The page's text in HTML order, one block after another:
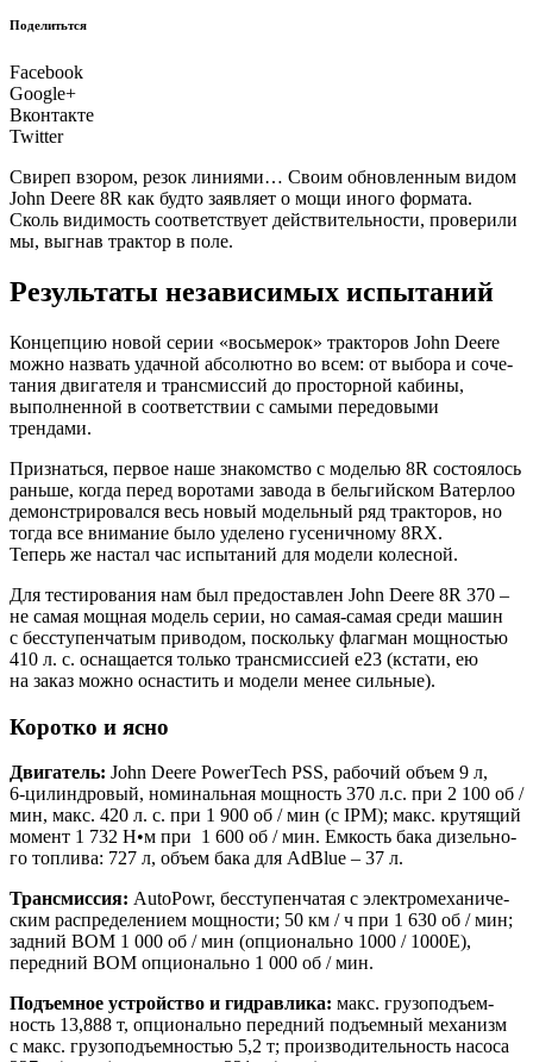
Поделитьтся
Facebook
Google+
Вконтакте
Twitter
Сви­реп взо­ром, резок лини­я­ми… Сво­им обнов­лен­ным видом
John Deere 8R как буд­то заяв­ля­ет о мощи ино­го фор­ма­та.
Сколь види­мость соот­вет­ству­ет дей­стви­тель­но­сти, про­ве­ри­ли
мы, выгнав трак­тор в поле.
Результаты независимых испытаний
Концеп­цию новой серии «вось­ме­рок» трак­то­ров John Deere
мож­но назвать удач­ной абсо­лют­но во всем: от выбо­ра и соче­
та­ния дви­га­те­ля и транс­мис­сий до про­стор­ной каби­ны,
выпол­нен­ной в соот­вет­ствии с самы­ми пере­до­вы­ми
трендами.
При­знать­ся, пер­вое наше зна­ком­ство с моде­лью 8R состо­я­лось
рань­ше, когда перед воро­та­ми заво­да в бель­гий­ском Ватер­лоо
демон­стри­ро­вал­ся весь новый модель­ный ряд трак­то­ров, но
тогда все вни­ма­ние было уде­ле­но гусе­нич­но­му 8RХ.
Теперь же настал час испы­та­ний для моде­ли колесной.
Для тести­ро­ва­ния нам был предо­став­лен John Deere 8R 370 –
не самая мощ­ная модель серии, но самая-самая сре­ди машин
с бес­сту­пен­ча­тым при­во­дом, посколь­ку флаг­ман мощ­но­стью
410 л. с. осна­ща­ет­ся толь­ко транс­мис­си­ей е23 (кста­ти, ею
на заказ мож­но осна­стить и моде­ли менее сильные).
Коротко и ясно
Дви­га­тель: John Deere PowerTech PSS, рабо­чий объ­ем 9 л,
6‑цилиндровый, номи­наль­ная мощ­ность 370 л.с. при 2 100 об /
мин, макс. 420 л. с. при 1 900 об / мин (с IPM); макс. кру­тя­щий
момент 1 732 Н•м при 1 600 об / мин. Емкость бака дизель­но­
го топ­ли­ва: 727 л, объ­ем бака для AdBlue – 37 л.
Транс­мис­сия: AutoPowr, бес­сту­пен­ча­тая с элек­тро­ме­ха­ни­че­
ским рас­пре­де­ле­ни­ем мощ­но­сти; 50 км / ч при 1 630 об / мин;
зад­ний ВОМ 1 000 об / мин (опци­о­наль­но 1000 / 1000Е),
перед­ний ВОМ опци­о­наль­но 1 000 об / мин.
Подъ­ем­ное устрой­ство и гид­рав­ли­ка: макс. гру­зо­подъ­ем­
ность 13,888 т, опци­о­наль­но перед­ний подъ­ем­ный меха­низм
с макс. гру­зо­подъ­ем­но­стью 5,2 т; про­из­во­ди­тель­ность насо­са